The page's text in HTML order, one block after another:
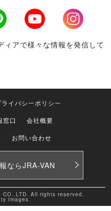
Youtube
Instagram
ィアで様々な情報を発信して
ライバシーポリシー
窓口
会社概要
お問い合わせ
ならJRA-VAN
All rights reserved.
Images